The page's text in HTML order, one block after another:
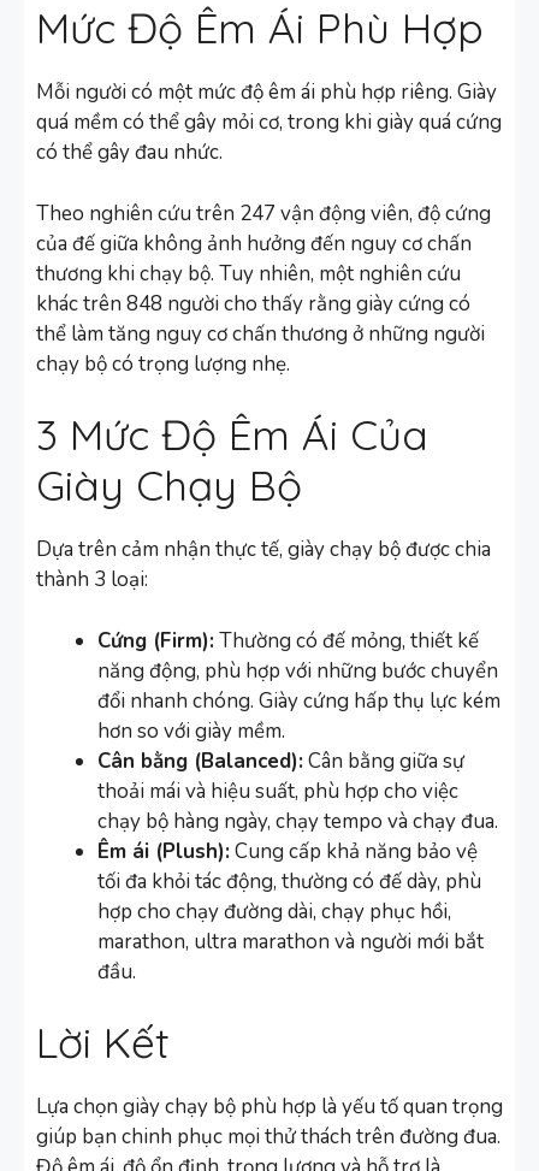
Mức Độ Êm Ái Phù Hợp
Mỗi người có một mức độ êm ái phù hợp riêng. Giày
quá mềm có thể gây mỏi cơ, trong khi giày quá cứng
có thể gây đau nhức.
Theo nghiên cứu trên 247 vận động viên, độ cứng
của đế giữa không ảnh hưởng đến nguy cơ chấn
thương khi chạy bộ. Tuy nhiên, một nghiên cứu
khác trên 848 người cho thấy rằng giày cứng có
thể làm tăng nguy cơ chấn thương ở những người
chạy bộ có trọng lượng nhẹ.
3 Mức Độ Êm Ái Của
Giày Chạy Bộ
Dựa trên cảm nhận thực tế, giày chạy bộ được chia
thành 3 loại:
Cứng (Firm):Thường có đế mỏng, thiết kế
năng động, phù hợp với những bước chuyển
đổi nhanh chóng. Giày cứng hấp thụ lực kém
hơn so với giày mềm.
Cân bằng (Balanced):Cân bằng giữa sự
thoải mái và hiệu suất, phù hợp cho việc
chạy bộ hàng ngày, chạy tempo và chạy đua.
Êm ái (Plush):Cung cấp khả năng bảo vệ
tối đa khỏi tác động, thường có đế dày, phù
hợp cho chạy đường dài, chạy phục hồi,
marathon, ultra marathon và người mới bắt
đầu.
Lời Kết
Lựa chọn giày chạy bộ phù hợp là yếu tố quan trọng
giúp bạn chinh phục mọi thử thách trên đường đua.